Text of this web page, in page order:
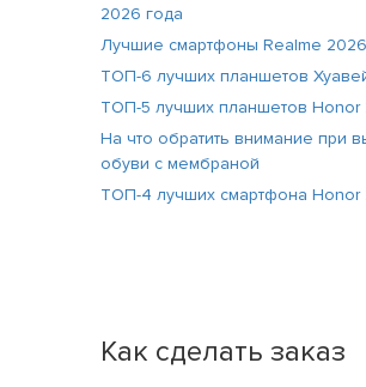
2026 года
Лучшие смартфоны Realme 2026
ТОП-6 лучших планшетов
ТОП-5 лучших планшетов Honor
На что обратить внимание при
обуви с мембраной
ТОП-4 лучших смартфона Honor
Как сделать заказ